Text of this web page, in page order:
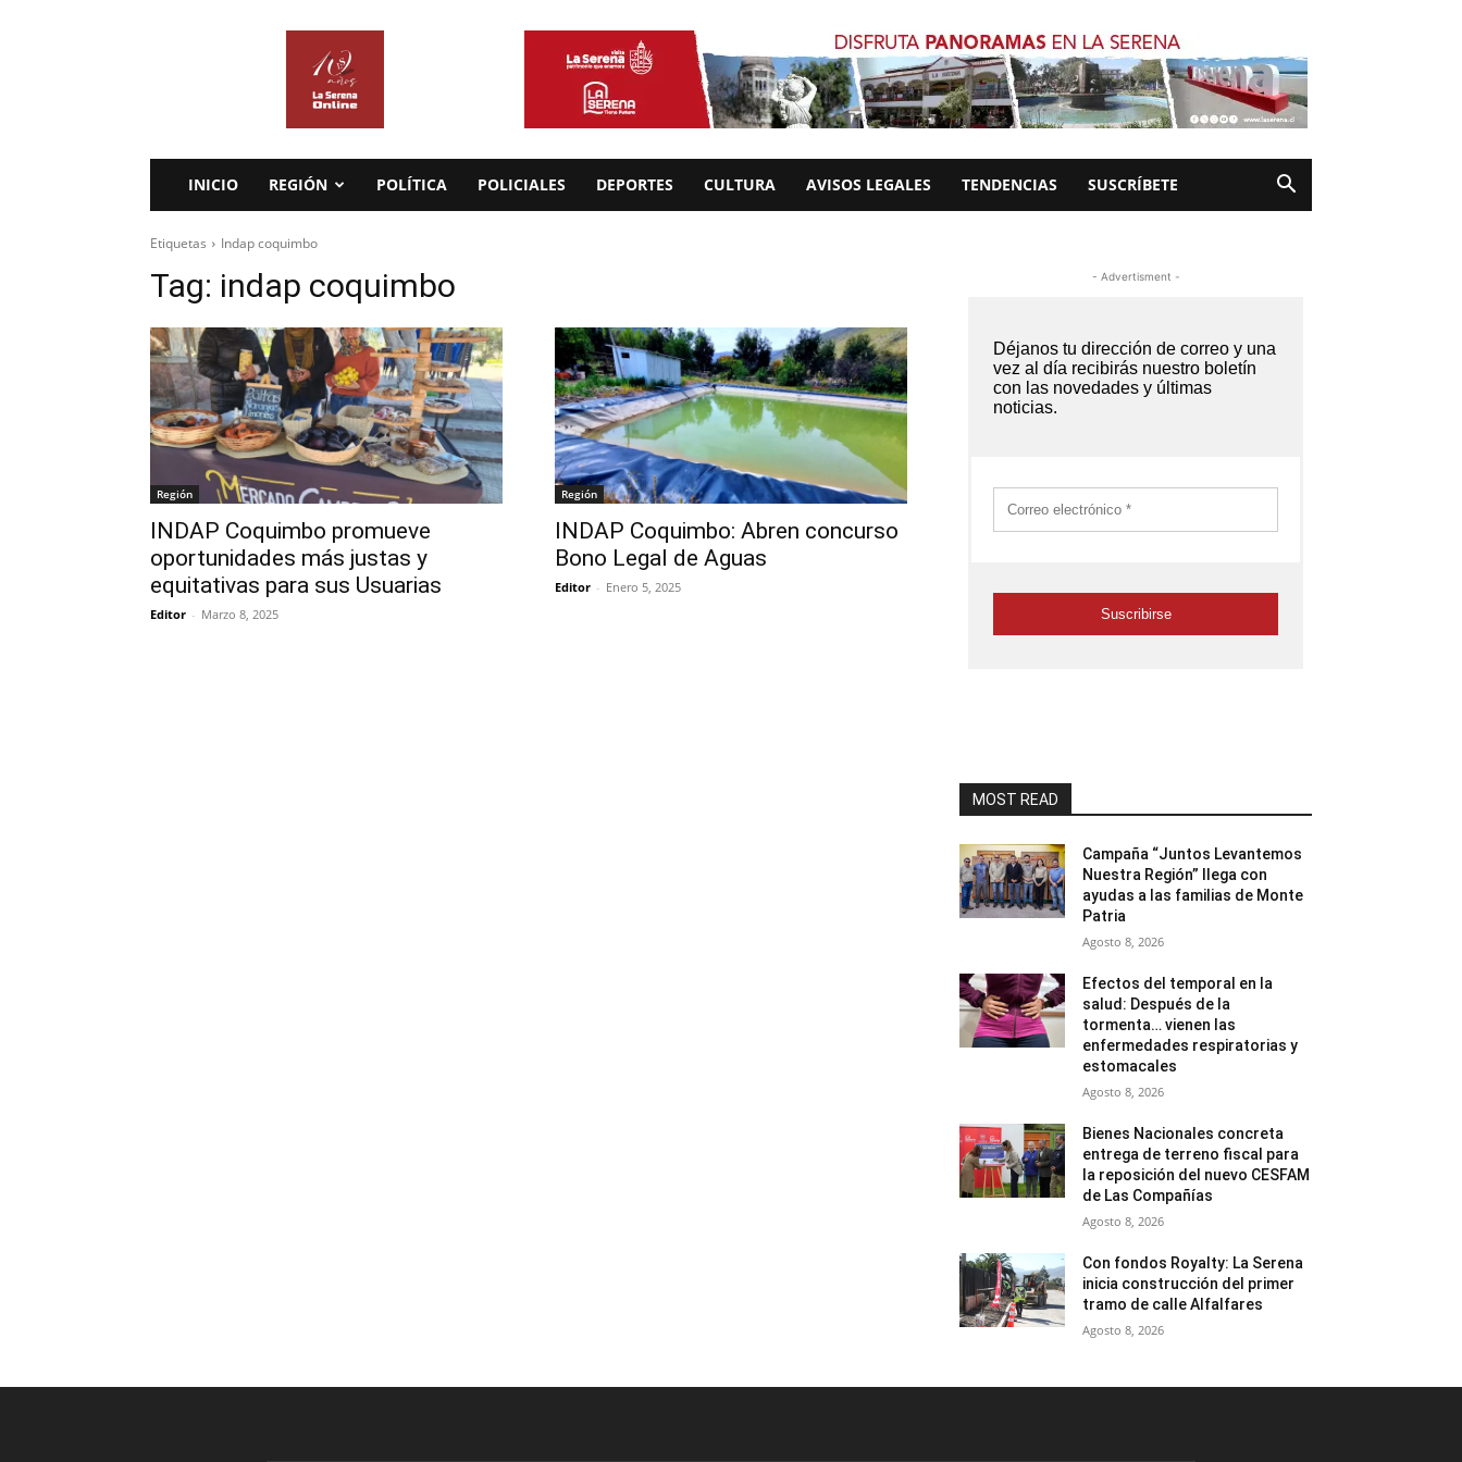
INICIO REGIÓN POLÍTICA POLICIALES DEPORTES CULTURA AVISOS LEGALES TENDENCIAS SUSCRÍBETE
Etiquetas Indap coquimbo
Tag: indap coquimbo
Región
INDAP Coquimbo promueve
oportunidades más justas y
equitativas para sus Usuarias
Editor - Marzo 8, 2025
Región
INDAP Coquimbo: Abren concurso
Bono Legal de Aguas
Editor - Enero 5, 2025
- Advertisment -
MOST READ
Campaña “Juntos Levantemos
Nuestra Región” llega con
ayudas a las familias de Monte
Patria
Agosto 8, 2026
Efectos del temporal en la
salud: Después de la
tormenta… vienen las
enfermedades respiratorias y
estomacales
Agosto 8, 2026
Bienes Nacionales concreta
entrega de terreno fiscal para
la reposición del nuevo CESFAM
de Las Compañías
Agosto 8, 2026
Con fondos Royalty: La Serena
inicia construcción del primer
tramo de calle Alfalfares
Agosto 8, 2026